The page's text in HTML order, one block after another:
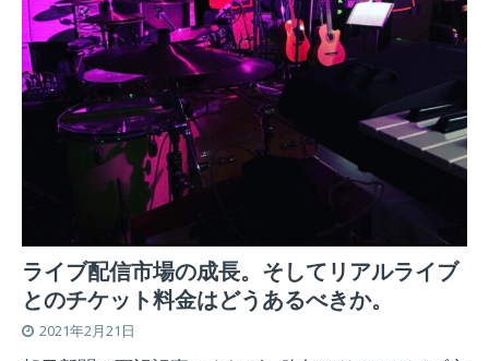
ライブ配信市場の成長。そしてリアルライブ
とのチケット料金はどうあるべきか。
2021年2月21日